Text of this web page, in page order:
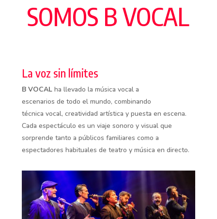
SOMOS B VOCAL
La voz sin límites
B VOCALha llevado la música vocal a
escenarios de todo el mundo, combinando
técnica vocal, creatividad artística y puesta en escena.
Cada espectáculo es un viaje sonoro y visual que
sorprende tanto a públicos familiares como a
espectadores habituales de teatro y música en directo.